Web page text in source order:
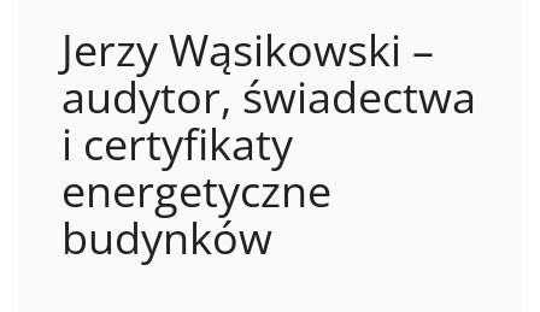
Jerzy Wąsikowski –
audytor, świadectwa
i certyfikaty
energetyczne
budynków